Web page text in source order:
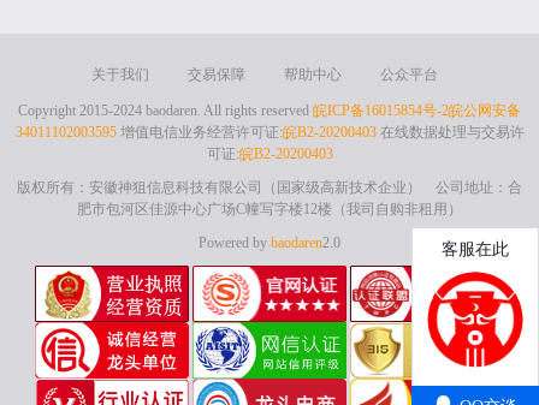
关于我们 交易保障 帮助中心 公众平台
Copyright 2015-2024 baodaren. All rights reserved 皖ICP备16015854号-2皖公网安备
34011102003595增值电信业务经营许可证:皖B2-20200403在线数据处理与交易许
可证:皖B2-20200403
版权所有：安徽神狙信息科技有限公司（国家级高新技术企业） 公司地址：合
肥市包河区佳源中心广场C幢写字楼12楼（我司自购非租用）
Powered by baodaren2.0